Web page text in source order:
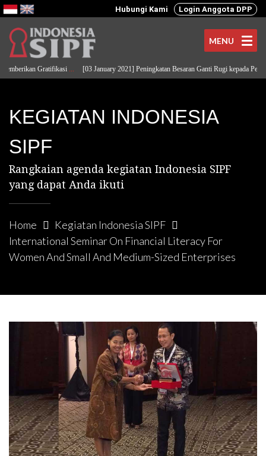
Hubungi Kami Login Anggota DPP
MENU
Gratifikasi... [03 January 2021] Peningkatan Besaran Ganti Rugi kepada
KEGIATAN INDONESIA
SIPF
Rangkaian agenda kegiatan Indonesia SIPF
yang dapat Anda ikuti
Home
Kegiatan Indonesia SIPF
International Seminar On Financial Literacy For
Women And Small And Medium-Sized Enterprises